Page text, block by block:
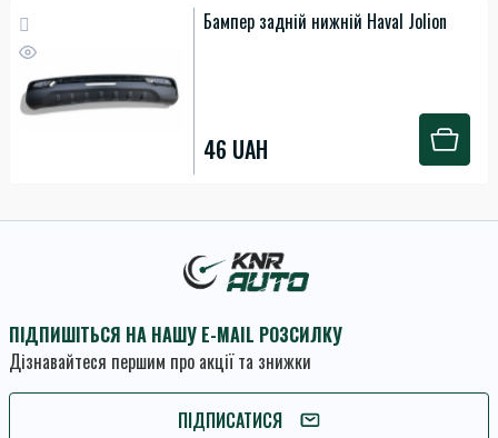
Бампер задній нижній Haval Jolion
46 UAH
ПІДПИШІТЬСЯ НА НАШУ E-MAIL РОЗСИЛКУ
Дізнавайтеся першим про акції та знижки
ПІДПИСАТИСЯ
ПІДПИШІТЬСЯ